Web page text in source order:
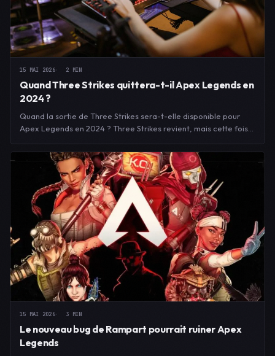
15 MAI 2026 2 MIN
Quand Three Strikes quittera-t-il Apex Legends en
2024 ?
Quand la sortie de Three Strikes sera-t-elle disponible pour
Apex Legends en 2024 ? Three Strikes revient, mais cette fois…
15 MAI 2026 3 MIN
Le nouveau bug de Rampart pourrait ruiner Apex
Legends